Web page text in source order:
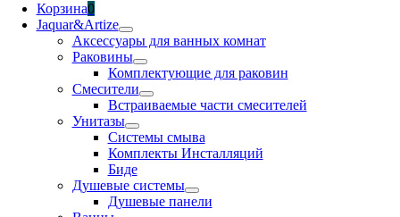
Корзина0
Jaquar&Artize
Аксессуары для ванных комнат
Раковины
Комплектующие для раковин
Смесители
Встраиваемые части смесителей
Унитазы
Системы смыва
Комплекты Инсталляций
Биде
Душевые системы
Душевые панели